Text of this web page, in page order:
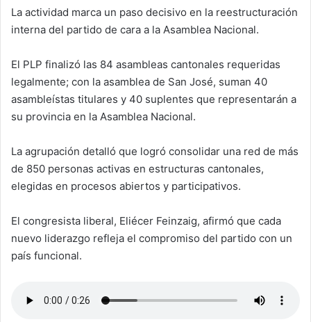
La actividad marca un paso decisivo en la reestructuración
interna del partido de cara a la Asamblea Nacional.
El PLP finalizó las 84 asambleas cantonales requeridas
legalmente; con la asamblea de San José, suman 40
asambleístas titulares y 40 suplentes que representarán a
su provincia en la Asamblea Nacional.
La agrupación detalló que logró consolidar una red de más
de 850 personas activas en estructuras cantonales,
elegidas en procesos abiertos y participativos.
El congresista liberal, Eliécer Feinzaig, afirmó que cada
nuevo liderazgo refleja el compromiso del partido con un
país funcional.